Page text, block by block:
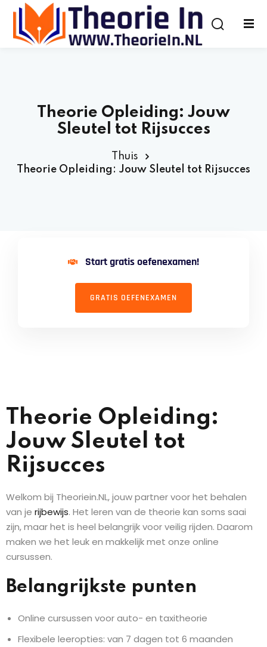
Theorie Opleiding: Jouw
Sleutel tot Rijsucces
Thuis
Theorie Opleiding: Jouw Sleutel tot Rijsucces
Start gratis oefenexamen!
GRATIS OEFENEXAMEN
Theorie Opleiding:
Jouw Sleutel tot
Rijsucces
Welkom bij Theoriein.NL, jouw partner voor het behalen
van je rijbewijs. Het leren van de theorie kan soms saai
zijn, maar het is heel belangrijk voor veilig rijden. Daarom
maken we het leuk en makkelijk met onze online
cursussen.
Belangrijkste punten
Online cursussen voor auto- en taxitheorie
Flexibele leeropties: van 7 dagen tot 6 maanden